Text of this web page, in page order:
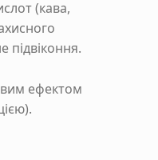
(кава,
підвіконня.
ефектом